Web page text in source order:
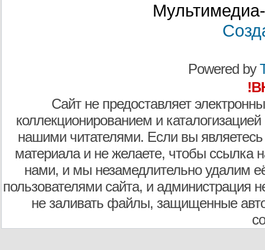
Powered by
Сайт не предоставляет
коллекционированием и
нашими читателями. Если вы являетесь
материала и не желаете, чтобы ссылка
нами, и мы незамедлительно удалим
пользователями сайта, и администрация
не заливать файлы, защищенные